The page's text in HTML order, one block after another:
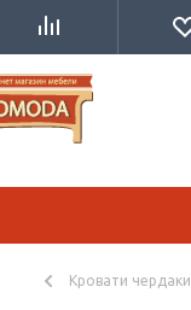
Кровати чердаки